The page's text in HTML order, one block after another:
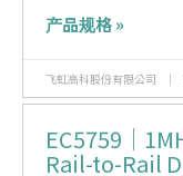
产品规格 »
飞虹高科股份有限公司
EC5759｜
Rail-to-Rail